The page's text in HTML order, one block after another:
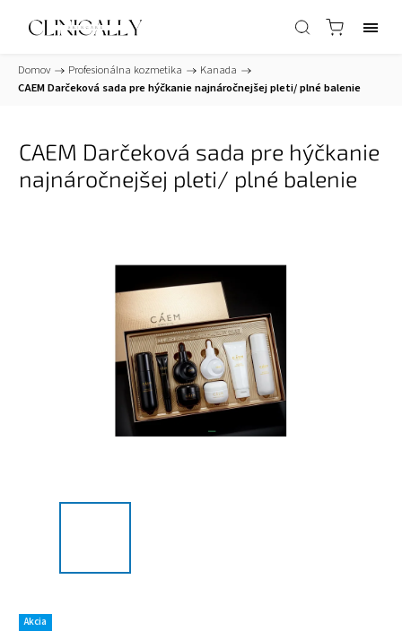
Domov / Profesionálna kozmetika / Kanada /
CAEM Darčeková sada pre hýčkanie najnáročnejšej pleti/ plné balenie
CAEM Darčeková sada pre hýčkanie
najnáročnejšej pleti/ plné balenie
Akcia